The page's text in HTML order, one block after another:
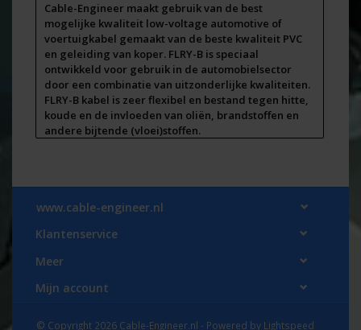
Cable-Engineer maakt gebruik van de best
mogelijke kwaliteit low-voltage automotive of
voertuigkabel gemaakt van de beste kwaliteit PVC
en geleiding van koper. FLRY-B is speciaal
ontwikkeld voor gebruik in de automobielsector
door een combinatie van uitzonderlijke kwaliteiten.
FLRY-B kabel is zeer flexibel en bestand tegen hitte,
koude en de invloeden van oliën, brandstoffen en
andere bijtende (vloei)stoffen.
in de meeste voertuigen (6V./12V./24V./32V.) voor het
samenstelling van het PVC en de
van de isolatiemantel is deze kabel geschikt bij
temperaturen van
bestand tegen bijtende (brand)stoffen en
www.cable-engineer.nl
Klantenservice
Meer
Mijn account
© Copyright 2026 Cable-Engineer.nl - Powered by Lightspeed